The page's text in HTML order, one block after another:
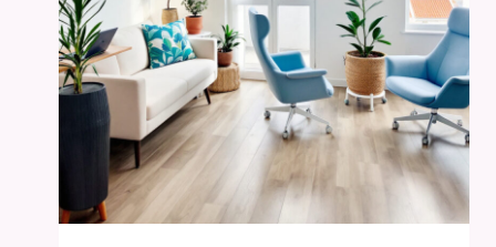
MÉDITERRANÉEN